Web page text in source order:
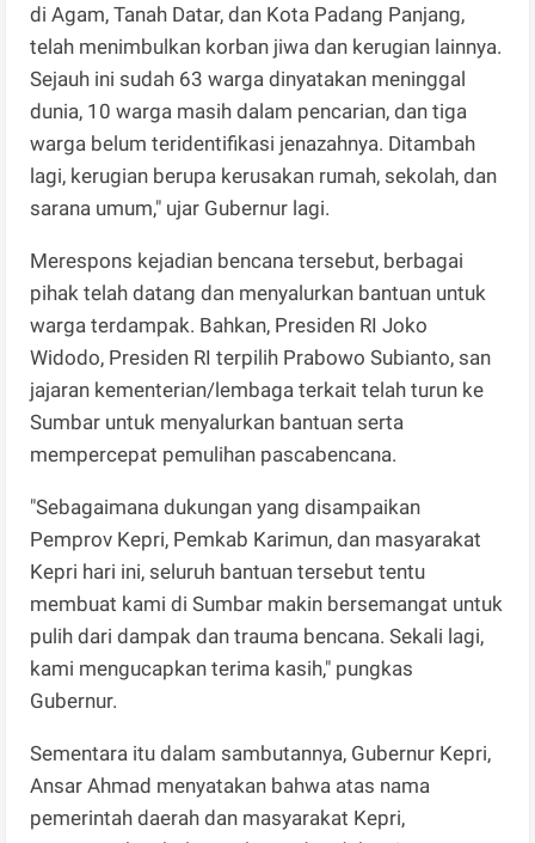
di Agam, Tanah Datar, dan Kota Padang Panjang,
telah menimbulkan korban jiwa dan kerugian lainnya.
Sejauh ini sudah 63 warga dinyatakan meninggal
dunia, 10 warga masih dalam pencarian, dan tiga
warga belum teridentifikasi jenazahnya. Ditambah
lagi, kerugian berupa kerusakan rumah, sekolah, dan
sarana umum," ujar Gubernur lagi.
Merespons kejadian bencana tersebut, berbagai
pihak telah datang dan menyalurkan bantuan untuk
warga terdampak. Bahkan, Presiden RI Joko
Widodo, Presiden RI terpilih Prabowo Subianto, san
jajaran kementerian/lembaga terkait telah turun ke
Sumbar untuk menyalurkan bantuan serta
mempercepat pemulihan pascabencana.
"Sebagaimana dukungan yang disampaikan
Pemprov Kepri, Pemkab Karimun, dan masyarakat
Kepri hari ini, seluruh bantuan tersebut tentu
membuat kami di Sumbar makin bersemangat untuk
pulih dari dampak dan trauma bencana. Sekali lagi,
kami mengucapkan terima kasih," pungkas
Gubernur.
Sementara itu dalam sambutannya, Gubernur Kepri,
Ansar Ahmad menyatakan bahwa atas nama
pemerintah daerah dan masyarakat Kepri,